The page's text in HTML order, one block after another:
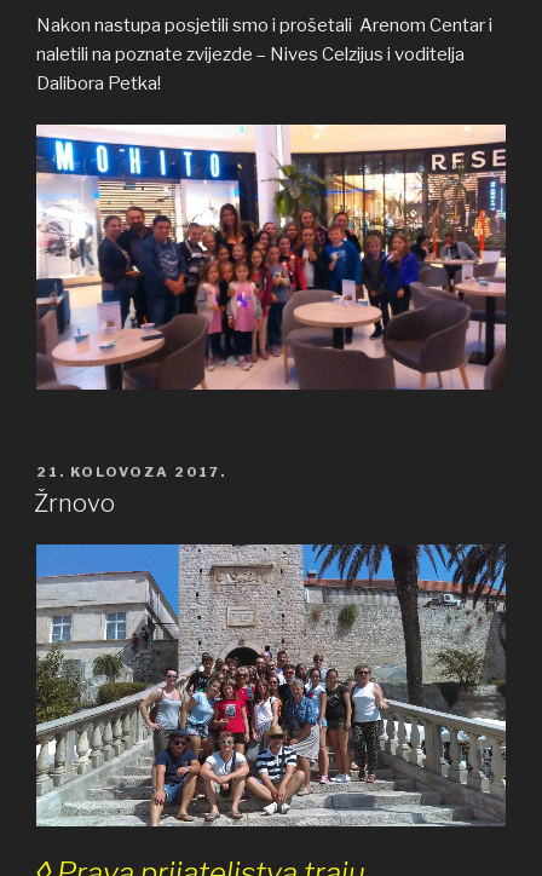
Nakon nastupa posjetili smo i prošetali Arenom Centar i
naletili na poznate zvijezde – Nives Celzijus i voditelja
Dalibora Petka!
OBJAVLJENO
21. KOLOVOZA 2017.
Žrnovo